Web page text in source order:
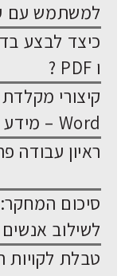
למשתמש עם
ו PDF ?
קיצורי
Word – מידע ותרגול...
ראיון עבודה
סיכום
לשילוב
טבלת לקויות